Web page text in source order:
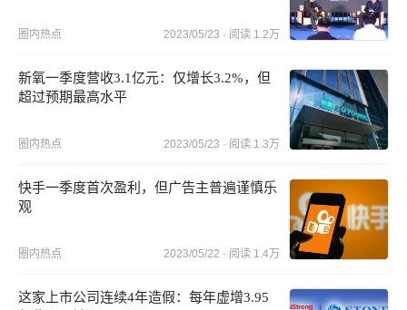
圈内热点 2023/05/23 · 阅读 1.2万
新氧一季度营收3.1亿元：仅增长3.2%，但
超过预期最高水平
圈内热点 2023/05/23 · 阅读 1.3万
快手一季度首次盈利，但广告主普遍谨慎乐
观
圈内热点 2023/05/22 · 阅读 1.4万
这家上市公司连续4年造假：每年虚增3.95